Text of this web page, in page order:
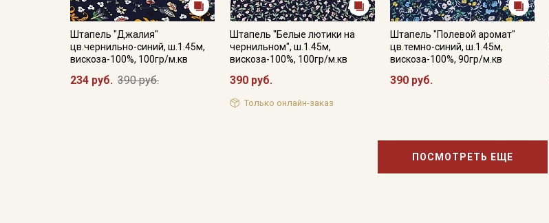
Штапель "Джалия"
цв.чернильно-синий, ш.1.45м,
вискоза-100%, 100гр/м.кв
234 руб. 390 руб.
Штапель "Белые лютики на
чернильном", ш.1.45м,
вискоза-100%, 100гр/м.кв
390 руб.
Только онлайн-заказ
Штапель "Полевой аромат"
цв.темно-синий, ш.1.45м,
вискоза-100%, 90гр/м.кв
390 руб.
ПОСМОТРЕТЬ ЕЩЕ